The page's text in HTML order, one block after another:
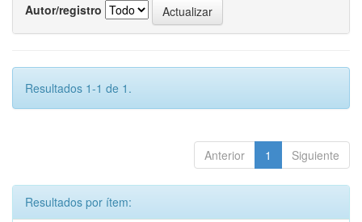
Autor/registro
Resultados 1-1 de 1.
Anterior 1 Siguiente
Resultados por ítem: